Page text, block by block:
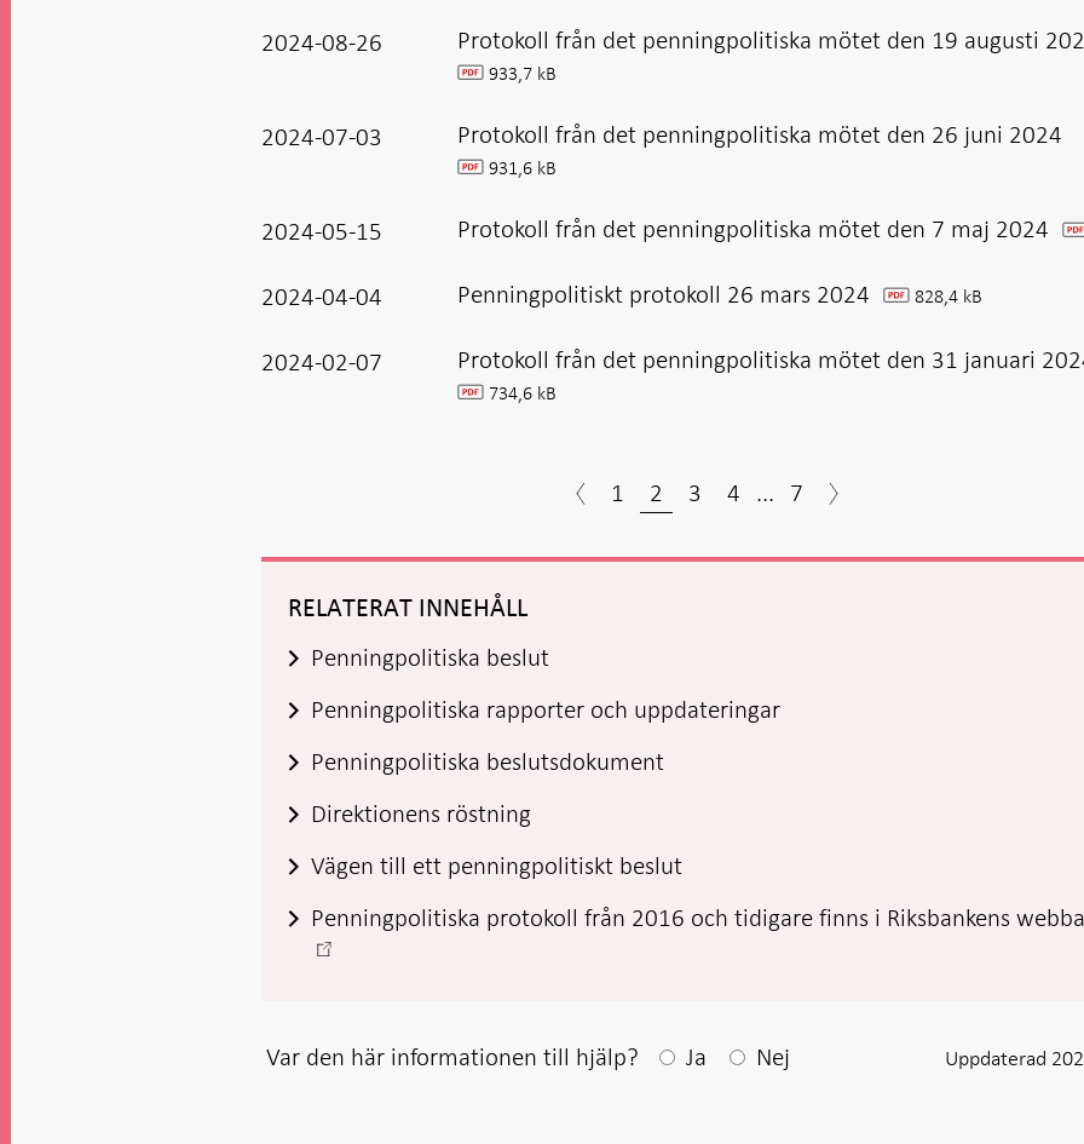
2024-08-26 Protokoll från det penningpolitiska mötet den 19 augusti
pdf 933,7 kB
2024-07-03 Protokoll från det penningpolitiska mötet den 26 juni 2024
pdf 931,6 kB
2024-05-15 Protokoll från det penningpolitiska mötet den 7 maj 2024
2024-04-04 Penningpolitiskt protokoll 26 mars 2024 pdf 828,4 kB
2024-02-07 Protokoll från det penningpolitiska mötet den 31 januari
pdf 734,6 kB
1 2 3 4 ... 7
RELATERAT INNEHÅLL
Penningpolitiska beslut
Penningpolitiska rapporter och uppdateringar
Penningpolitiska beslutsdokument
Direktionens röstning
Vägen till ett penningpolitiskt beslut
Penningpolitiska protokoll från 2016 och tidigare finns i Riksbankens
-
flik
Var den här informationen till hjälp? Efter ditt svar visas en kommentarsruta
Ja Nej Uppdaterad